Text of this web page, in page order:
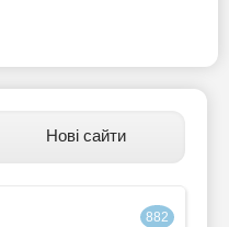
Нові сайти
882